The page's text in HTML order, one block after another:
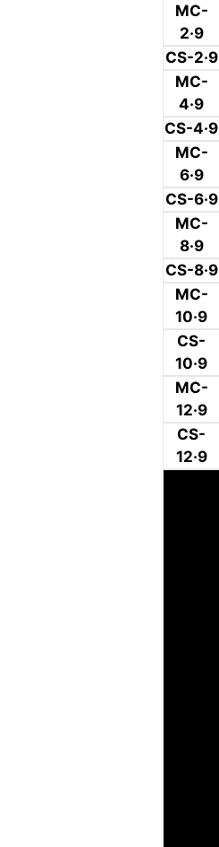
MC-
2·9
CS-2·9
MC-
4·9
CS-4·9
MC-
6·9
CS-6·9
MC-
8·9
CS-8·9
MC-
10·9
CS-
10·9
MC-
12·9
CS-
12·9